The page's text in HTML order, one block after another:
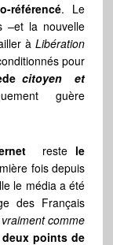
référencé. Le
–et la nouvelle
àLibération
pour
citoyen et
guère
reste le
fois depuis
le média a été
des Français
comme
points de